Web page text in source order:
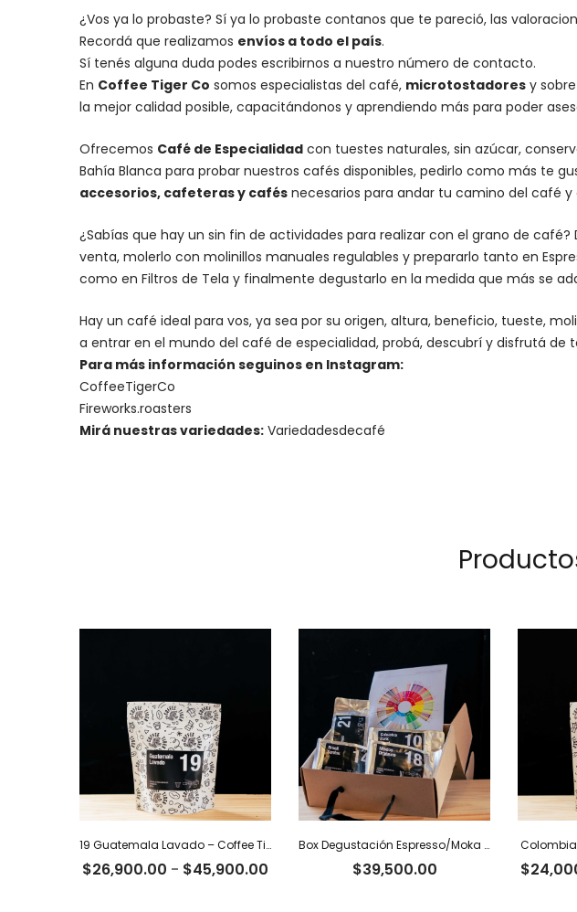
¿Vos ya lo probaste? Sí ya lo probaste contanos que te pareció, las
Recordá que realizamos envíos a todo el país.
Sí tenés alguna duda podes escribirnos a nuestro número de contacto.
En Coffee Tiger Co somos especialistas del café, microtostadores y
la mejor calidad posible, capacitándonos y aprendiendo más para poder
Ofrecemos Café de Especialidad con tuestes naturales, sin azúcar,
Bahía Blanca para probar nuestros cafés disponibles, pedirlo como más te
accesorios, cafeteras y cafés necesarios para andar tu camino del café
¿Sabías que hay un sin fin de actividades para realizar con el grano de
venta, molerlo con molinillos manuales regulables y prepararlo tanto en
como en Filtros de Tela y finalmente degustarlo en la medida que más se
Hay un café ideal para vos, ya sea por su origen, altura, beneficio, tueste,
a entrar en el mundo del café de especialidad, probá, descubrí y disfrutá
Para más información seguinos en Instagram:
CoffeeTigerCo
Fireworks.roasters
Mirá nuestras variedades: Variedadesdecafé
19 Guatemala Lavado – Coffee Tiger Co
$26,900.00 - $45,900.00
Box Degustación Espresso/Moka – 400 g
$39,500.00
Colombia
$